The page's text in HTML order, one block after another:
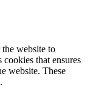
the website to
that ensures
website. These